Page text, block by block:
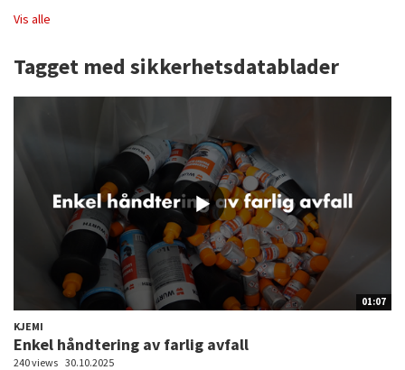
Vis alle
Tagget med sikkerhetsdatablader
01:07
KJEMI
Enkel håndtering av farlig avfall
240 views 30.10.2025